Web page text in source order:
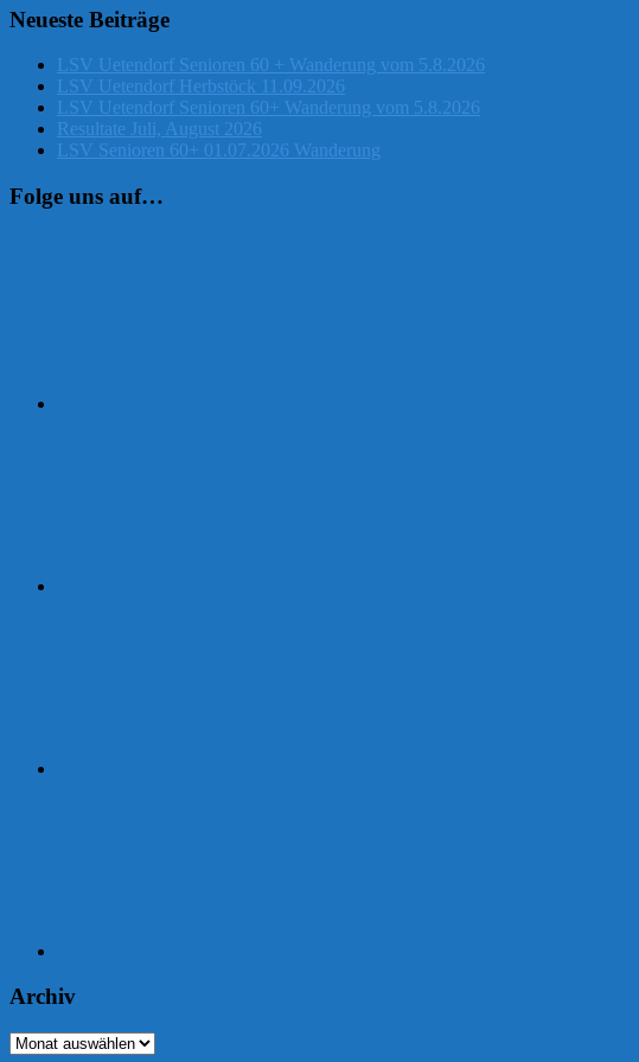
Neueste Beiträge
LSV Uetendorf Senioren 60 + Wanderung vom 5.8.2026
LSV Uetendorf Herbstöck 11.09.2026
LSV Uetendorf Senioren 60+ Wanderung vom 5.8.2026
Resultate Juli, August 2026
LSV Senioren 60+ 01.07.2026 Wanderung
Folge uns auf…
Archiv
Archiv